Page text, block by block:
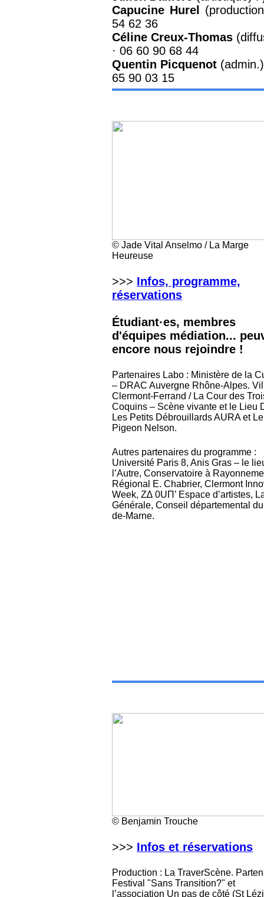
Capucine Hurel
54 62 36
Céline Creux-Thomas
· 06 60 90 68 44
Quentin Picquenot
65 90 03 15
© Jade Vital Anselmo / La Marge
Heureuse
>>> Infos, programme,
réservations
Étudiant·es, membres
d'équipes médiation...
encore nous rejoindre !
Partenaires Labo : Ministère de la
– DRAC Auvergne Rhône-Alpes.
Clermont-Ferrand / La Cour des
Coquins – Scène vivante et le Lieu
Les Petits Débrouillards AURA et Le
Pigeon Nelson.
Autres partenaires du programme :
Université Paris 8, Anis Gras – le
l’Autre, Conservatoire à
Régional E. Chabrier, Clermont
Week, Z∆ 0UΠ’ Espace d’artistes,
Générale, Conseil départemental
de-Marne.
© Benjamin Trouche
>>> Infos et réservations
Production : La TraverScène.
Festival "Sans Transition?" et
l’association Un pas de côté (St